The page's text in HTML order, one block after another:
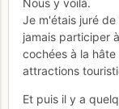
Je m'étais juré de
jamais participer
cochées à la
attractions
Et puis il y a